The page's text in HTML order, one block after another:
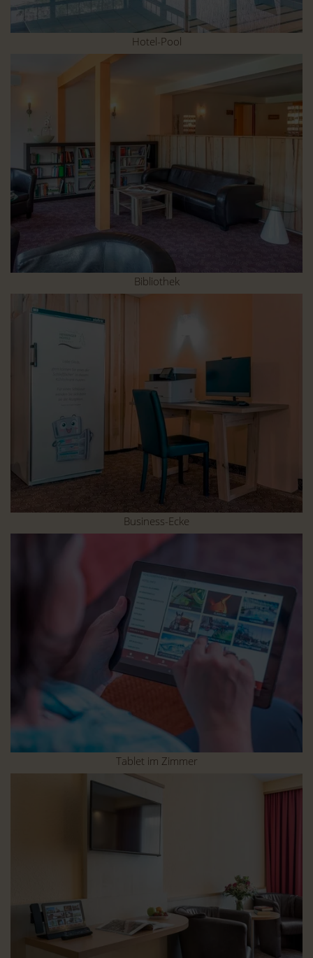
Hotel-Pool
Bibliothek
Business-Ecke
Tablet im Zimmer